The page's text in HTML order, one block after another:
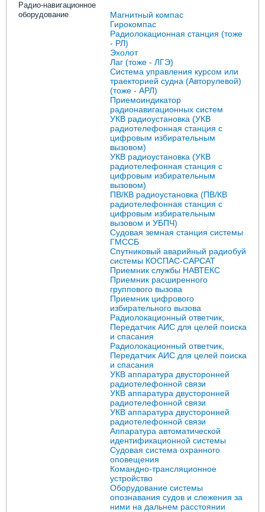
Радио-навигационное
оборудование
Магнитный компас
Гирокомпас
Радиолокационная станция (тоже
- РЛ)
Эхолот
Лаг (тоже - ЛГЭ)
Система управления курсом или
траекторией судна (Авторулевой)
(тоже - АРЛ)
Приемоиндикатор
радионавигационных систем
УКВ радиоустановка (УКВ
радиотелефонная станция с
цифровым избирательным
вызовом)
УКВ радиоустановка (УКВ
радиотелефонная станция с
цифровым избирательным
вызовом)
ПВ/КВ радиоустановка (ПВ/КВ
радиотелефонная станция с
цифровым избирательным
вызовом и УБПЧ)
Судовая земная станция системы
ГМССБ
Спутниковый аварийный радиобуй
системы КОСПАС-САРСАТ
Приемник службы НАВТЕКС
Приемник расширенного
группового вызова
Приемник цифрового
избирательного вызова
Радиолокационный ответчик,
Передатчик АИС для целей поиска
и спасания
Радиолокационный ответчик,
Передатчик АИС для целей поиска
и спасания
УКВ аппаратура двусторонней
радиотелефонной связи
УКВ аппаратура двусторонней
радиотелефонной связи
УКВ аппаратура двусторонней
радиотелефонной связи
Аппаратура автоматической
идентификационной системы
Судовая система охранного
оповещения
Командно-трансляционное
устройство
Оборудование системы
опознавания судов и слежения за
ними на дальнем расстоянии